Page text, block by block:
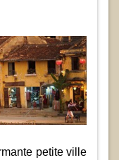
petite ville